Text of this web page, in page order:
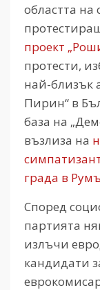
областта на
проект
протести,
най-близък
Пирин“ в
база на
възлиза на
града в
Според
партията
излъчи
кандидати